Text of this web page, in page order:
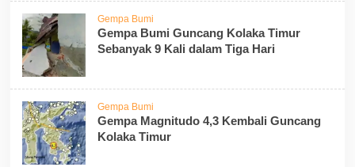
Gempa Bumi
Gempa Bumi Guncang Kolaka Timur
Sebanyak 9 Kali dalam Tiga Hari
Gempa Bumi
Gempa Magnitudo 4,3 Kembali Guncang
Kolaka Timur